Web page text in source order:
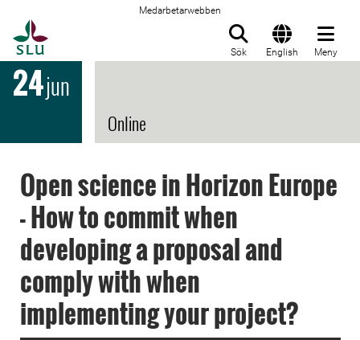
Medarbetarwebben
Sök English Meny
24jun
Online
Open science in Horizon Europe
- How to commit when
developing a proposal and
comply with when
implementing your project?